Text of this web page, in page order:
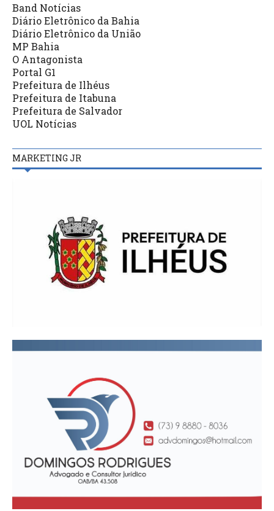
Band Notícias
Diário Eletrônico da Bahia
Diário Eletrônico da União
MP Bahia
O Antagonista
Portal G1
Prefeitura de Ilhéus
Prefeitura de Itabuna
Prefeitura de Salvador
UOL Notícias
MARKETING JR